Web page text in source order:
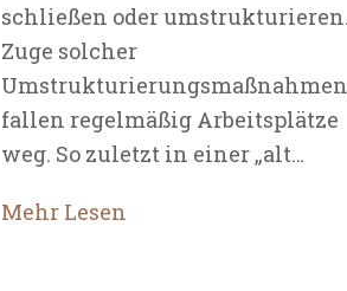
schließen oder
Zuge solcher
Umstrukturierungsmaßnahmen
fallen regelmäßig Arbeitsplätze
weg. So zuletzt in einer „alt…
Mehr Lesen